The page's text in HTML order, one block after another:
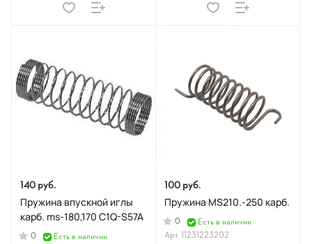
140 руб.
Пружина впускной иглы
карб. ms-180,170 C1Q-S57A
0
Есть в наличии
100 руб.
Пружина MS210.-250 карб.
0
Есть в наличии
Арт.11231223202